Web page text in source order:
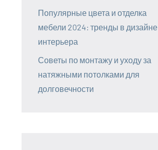
Популярные цвета и отделка
мебели 2024: тренды в дизайне
интерьера
Советы по монтажу и уходу за
натяжными потолками для
долговечности